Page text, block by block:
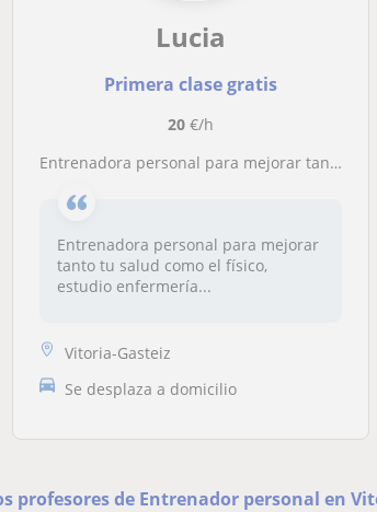
Lucia
Primera clase gratis
20€/h
Entrenadora personal para mejorar tanto tu salud como el físico, estudio enfermería y he hecho un grado de nutrición por lo que conozco el ámbito a la perfección y actualmente entreno en ámbitos de powerlifting
Entrenadora personal para mejorar
tanto tu salud como el físico,
estudio enfermería...
Vitoria-Gasteiz
Se desplaza a domicilio
profesores de Entrenador personal en